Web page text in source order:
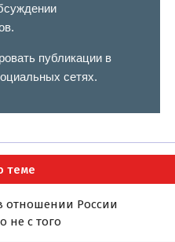
публикации в
сетях.
теме
отношении России
не с того